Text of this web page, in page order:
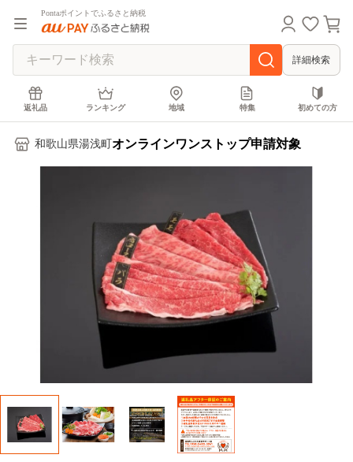
Pontaポイントでふるさと納税
詳細検索
返礼品 ランキング 地域 特集 初めての方
和歌山県湯浅町 オンラインワンストップ申請対象